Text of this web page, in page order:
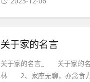
关于家的名言
关于家的名言_ 关于家的
林 2、家座无聊，亦念食力